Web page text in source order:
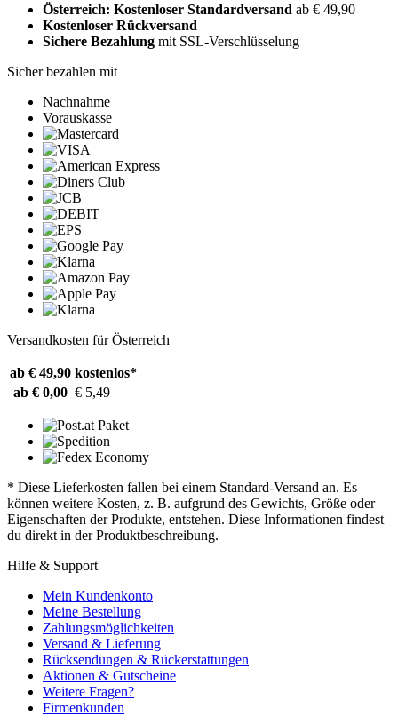
Österreich: Kostenloser Standardversand ab € 49,90
Kostenloser Rückversand
Sichere Bezahlung mit SSL-Verschlüsselung
Sicher bezahlen mit
Nachnahme
Vorauskasse
Versandkosten für Österreich
ab € 49,90 kostenlos*
ab € 0,00 € 5,49
* Diese Lieferkosten fallen bei einem Standard-Versand an. Es
können weitere Kosten, z. B. aufgrund des Gewichts, Größe oder
Eigenschaften der Produkte, entstehen. Diese Informationen findest
du direkt in der Produktbeschreibung.
Hilfe & Support
Mein Kundenkonto
Meine Bestellung
Zahlungsmöglichkeiten
Versand & Lieferung
Rücksendungen & Rückerstattungen
Aktionen & Gutscheine
Weitere Fragen?
Firmenkunden